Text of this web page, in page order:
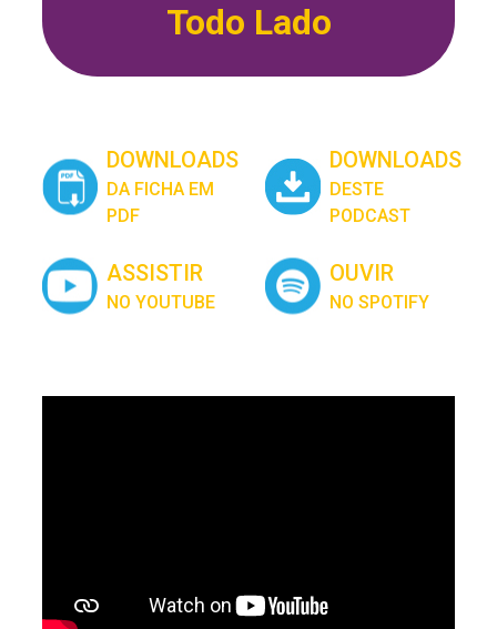
Todo Lado
DOWNLOADS
DA FICHA EM
PDF
DOWNLOADS
DESTE
PODCAST
ASSISTIR
NO YOUTUBE
OUVIR
NO SPOTIFY